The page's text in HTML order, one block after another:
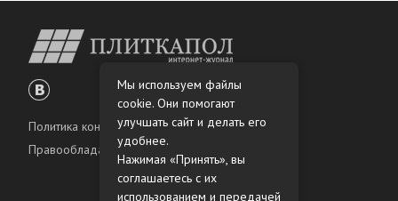
Политика конфиденциальности
Правообладателям
Мы используем файлы
cookie. Они помогают
улучшать сайт и делать его
удобнее.
Нажимая «Принять», вы
соглашаетесь с их
использованием и передачей